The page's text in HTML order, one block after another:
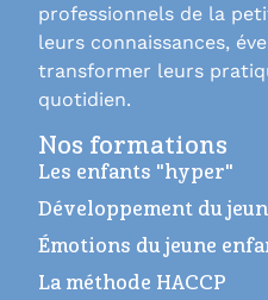
professionnels de la
leurs connaissances,
transformer leurs
quotidien.
Nos formations
Les enfants "hyper"
Développement du
Émotions du jeune
La méthode HACCP